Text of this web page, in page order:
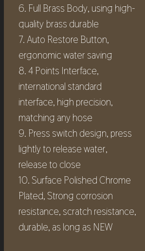
6. Full Brass Body, using high-
quality brass durable
7. Auto Restore Button,
ergonomic water saving
8. 4 Points Interface,
international standard
interface, high precision,
matching any hose
9. Press switch design, press
lightly to release water,
release to close
10. Surface Polished Chrome
Plated, Strong corrosion
resistance, scratch resistance,
durable, as long as NEW